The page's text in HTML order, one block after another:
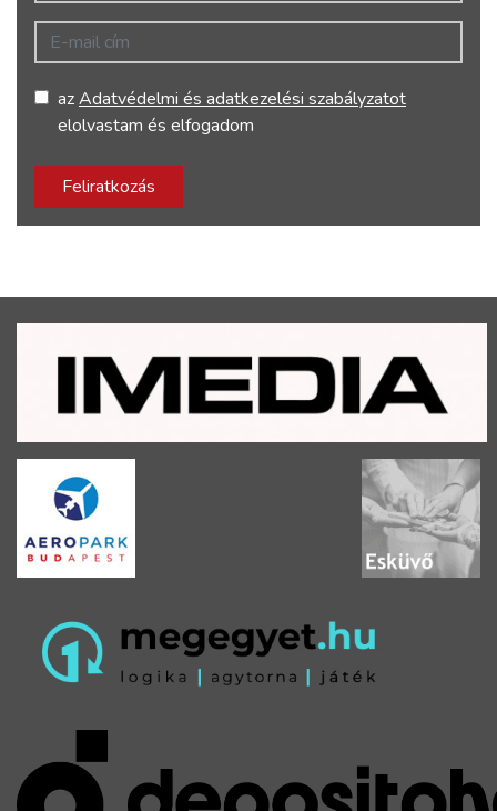
E-mail cím
azAdatvédelmi és adatkezelési szabályzatot
elolvastam és elfogadom
Feliratkozás